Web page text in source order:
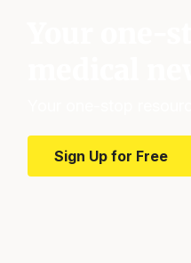
Sign Up for Free